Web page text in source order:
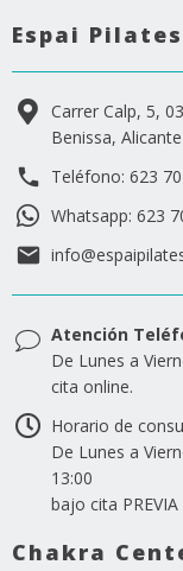
Espai
Carrer Calp, 5,
Benissa, Alicante
Teléfono: 623
Whatsapp: 623
Atención
De Lunes a
cita online.
Horario de
De Lunes a
13:00
bajo cita PREVIA
Chakra